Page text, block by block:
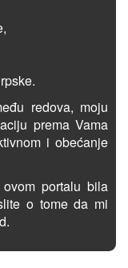
redova, moju
prema Vama
i obećanje
portalu bila
o tome da mi